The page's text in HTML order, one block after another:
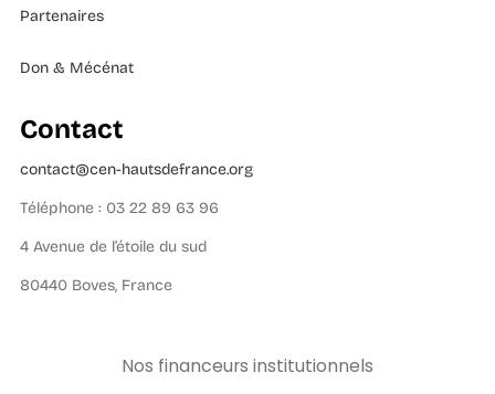
Partenaires
Don & Mécénat
Contact
contact@cen-hautsdefrance.org
Téléphone : 03 22 89 63 96
4 Avenue de l’étoile du sud
80440 Boves, France
Nos financeurs institutionnels